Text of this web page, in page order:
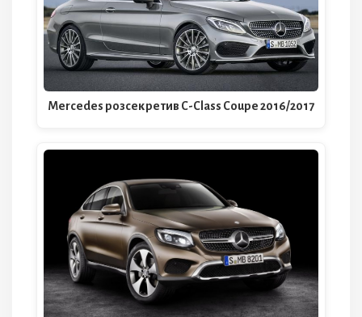
Mercedes розсекретив C-Class Coupe 2016/2017